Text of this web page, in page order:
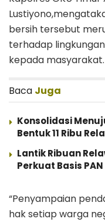
bersih tersebut
terhadap
kepada masyarakat.
Baca Juga
Konsolidasi
Bentuk 11 Ribu
Lantik Ribuan
Perkuat Basis
“Penyampaian
hak setiap warga